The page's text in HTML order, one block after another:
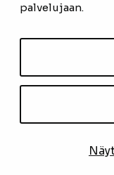
palvelujaan.
EVÄSTEASETUKSET